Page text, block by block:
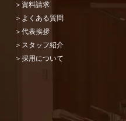
＞資料請求
＞よくある質問
＞代表挨拶
＞スタッフ紹介
＞採用について